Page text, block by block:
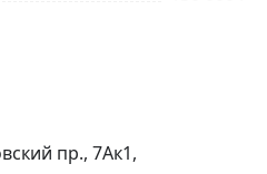
пр., 7Ак1,